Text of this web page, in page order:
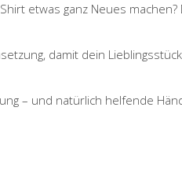
etwas ganz Neues
damit dein
– und natürlich helfende